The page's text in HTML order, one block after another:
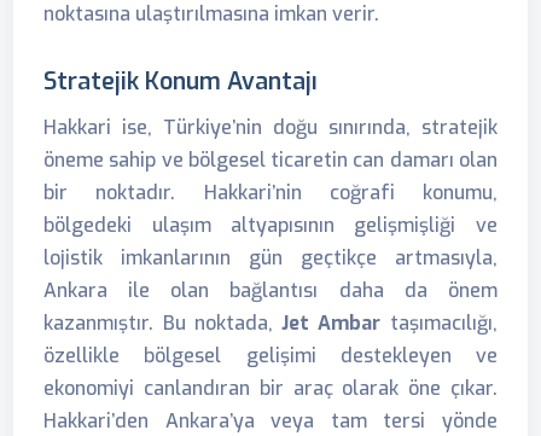
noktasına ulaştırılmasına imkan verir.
Stratejik Konum Avantajı
Hakkari ise, Türkiye’nin doğu sınırında, stratejik
öneme sahip ve bölgesel ticaretin can damarı olan
bir noktadır. Hakkari’nin coğrafi konumu,
bölgedeki ulaşım altyapısının gelişmişliği ve
lojistik imkanlarının gün geçtikçe artmasıyla,
Ankara ile olan bağlantısı daha da önem
kazanmıştır. Bu noktada,Jet Ambar taşımacılığı,
özellikle bölgesel gelişimi destekleyen ve
ekonomiyi canlandıran bir araç olarak öne çıkar.
Hakkari’den Ankara’ya veya tam tersi yönde